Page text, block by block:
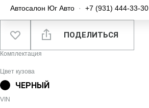
Автосалон Юг Авто · +7 (931) 444-33-30
ПОДЕЛИТЬСЯ
Комплектация
Цвет кузова
ЧЕРНЫЙ
VIN